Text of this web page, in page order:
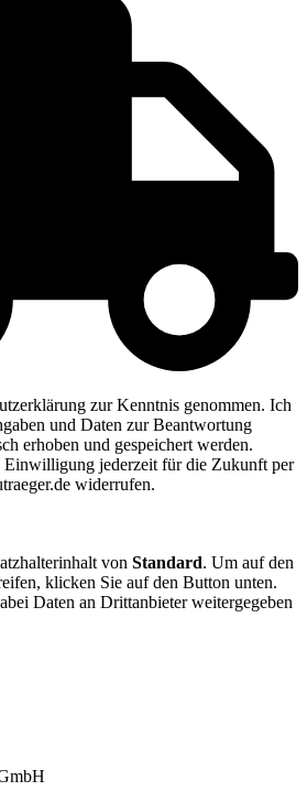
zur Kenntnis genommen. Ich
und Daten zur Beantwortung
erhoben und gespeichert werden.
jederzeit für die Zukunft per
widerrufen.
von Standard. Um auf den
klicken Sie auf den Button unten.
Daten an Drittanbieter weitergegeben